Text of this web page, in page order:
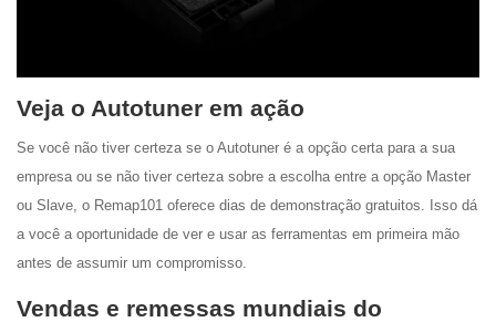
Veja o Autotuner em ação
Se você não tiver certeza se o Autotuner é a opção certa para a sua
empresa ou se não tiver certeza sobre a escolha entre a opção Master
ou Slave, o Remap101 oferece dias de demonstração gratuitos. Isso dá
a você a oportunidade de ver e usar as ferramentas em primeira mão
antes de assumir um compromisso.
Vendas e remessas mundiais do